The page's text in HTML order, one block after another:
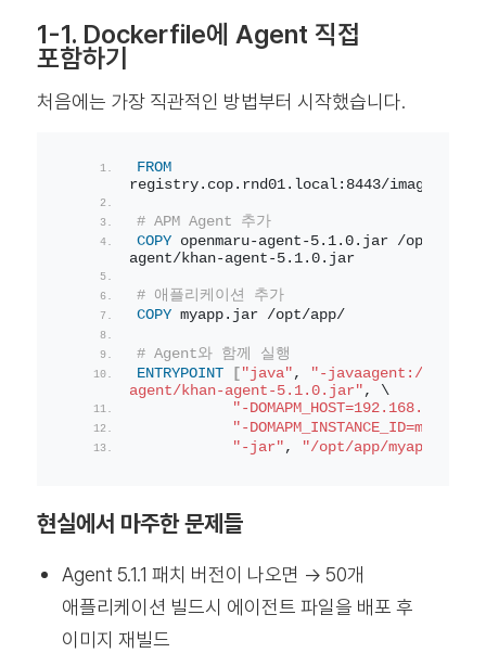
1-1. Dockerfile에 Agent 직접
포함하기
처음에는 가장 직관적인 방법부터 시작했습니다.
FROM
registry.cop.rnd01.local:8443/images/
# APM Agent 추가
COPY openmaru-agent-5.1.0.jar /opt/khan-
agent/khan-agent-5.1.0.jar
# 애플리케이션 추가
COPY myapp.jar /opt/app/
# Agent와 함께 실행
ENTRYPOINT
[ "java" ,
"-javaagent:/opt/
agent/khan-agent-5.1.0.jar" , \
"-DOMAPM_HOST=192.168.80.190"
"-DOMAPM_INSTANCE_ID=myapp"
"-jar" , "/opt/app/myapp.jar"
현실에서 마주한 문제들
Agent 5.1.1 패치 버전이 나오면 → 50개
애플리케이션 빌드시 에이전트 파일을 배포 후
이미지 재빌드